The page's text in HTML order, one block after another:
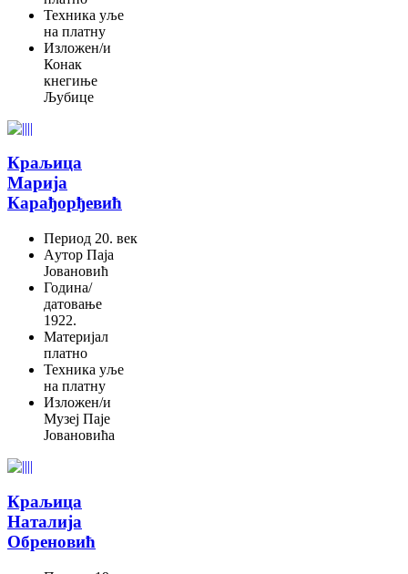
Техника уље
на платну
Изложен/и
Конак
кнегиње
Љубице
Краљица
Марија
Карађорђевић
Период 20. век
Aутор Паја
Јовановић
Година/
датовање
1922.
Материјал
платно
Техника уље
на платну
Изложен/и
Музеј Паје
Јовановића
Краљица
Наталија
Обреновић